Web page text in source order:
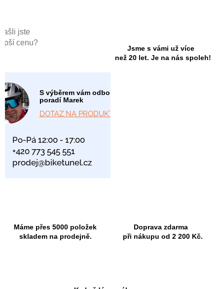
jste
cenu?
S výběrem vám odborně
poradí Marek
DOTAZ NA PRODUKT
Po-Pá 12:00 - 17:00
+420 773 545 551
prodej@biketunel.cz
Jsme s vámi už více
než 20 let. Je na nás spoleh!
Máme přes 5000 položek
skladem na prodejně.
Doprava zdarma
při nákupu od 2 200 Kč.